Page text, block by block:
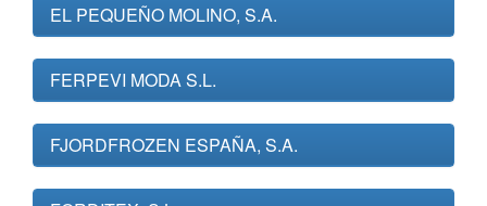
EL PEQUEÑO MOLINO, S.A.
FERPEVI MODA S.L.
FJORDFROZEN ESPAÑA, S.A.